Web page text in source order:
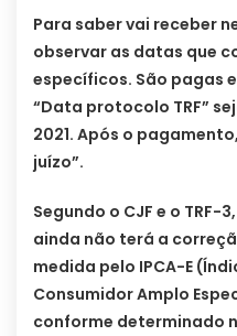
Para saber vai receber
observar as datas que
específicos. São pagas
“Data protocolo TRF”
2021. Após o
juízo”.
Segundo o CJF e o
ainda não terá a
medida pelo IPCA-E
Consumidor Amplo
conforme determinado